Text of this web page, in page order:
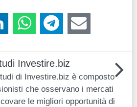
Investire.biz
di Investire.biz è composto
che osservano i mercati
le migliori opportunità di